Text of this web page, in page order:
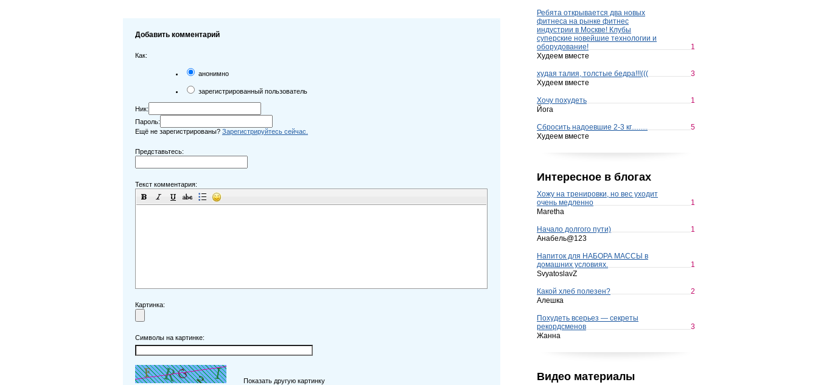
Добавить комментарий
Как:
анонимно
зарегистрированный пользователь
Ник:
Пароль:
Ещё не зарегистрированы? Зарегистрируйтесь сейчас.
Представьтесь:
Текст комментария:
Картинка:
Символы на картинке:
Показать другую картинку
Ребята открывается два новых
фитнеса на рынке фитнес
индустрии в Москве! Клубы
суперские новейшие технологии и
оборудование!
1
Худеем вместе
худая талия, толстые бедра!!!(((
3
Худеем вместе
Хочу похудеть
1
Йога
Сбросить надоевшие 2-3 кг.........
5
Худеем вместе
Интересное в блогах
Хожу на тренировки, но вес уходит
очень медленно
1
Maretha
Начало долгого пути)
1
Анабель@123
Напиток для НАБОРА МАССЫ в
домашних условиях.
1
SvyatoslavZ
Какой хлеб полезен?
2
Алешка
Похудеть всерьез — секреты
рекордсменов
3
Жанна
Видео материалы